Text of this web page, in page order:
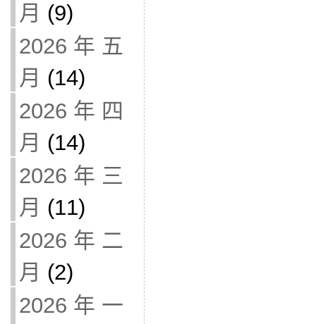
月 (9)
2026 年 五
月 (14)
2026 年 四
月 (14)
2026 年 三
月 (11)
2026 年 二
月 (2)
2026 年 一